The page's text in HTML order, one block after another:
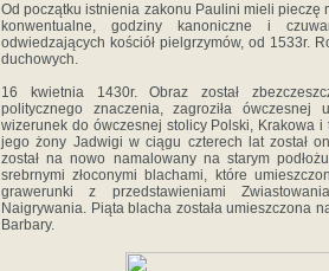
Od początku istnienia zakonu Paulini mieli pieczę
konwentualne, godziny kanoniczne i
odwiedzających kościół pielgrzymów, od 1533r.
duchowych.
16 kwietnia 1430r. Obraz został
politycznego znaczenia, zagroziła ówczesnej
wizerunek do ówczesnej stolicy Polski, Krakowa i
jego żony Jadwigi w ciągu czterech lat został
został na nowo namalowany na starym
srebrnymi złoconymi blachami, które
grawerunki z przedstawieniami
Naigrywania. Piąta blacha została umieszczona
Barbary.